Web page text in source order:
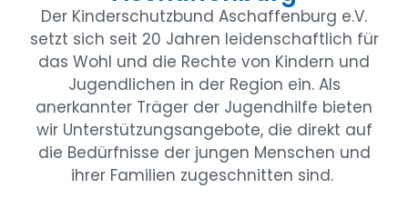
Der Kinderschutzbund Aschaffenburg e.V.
setzt sich seit 20 Jahren leidenschaftlich für
das Wohl und die Rechte von Kindern und
Jugendlichen in der Region ein. Als
anerkannter Träger der Jugendhilfe bieten
wir Unterstützungsangebote, die direkt auf
die Bedürfnisse der jungen Menschen und
ihrer Familien zugeschnitten sind.